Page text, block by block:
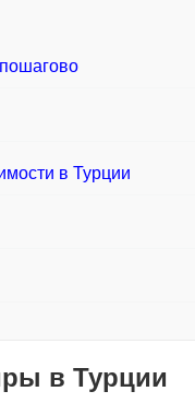
в Турции
в Турции